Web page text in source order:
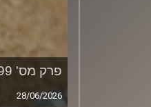
פרק מס' 299
28/06/2026